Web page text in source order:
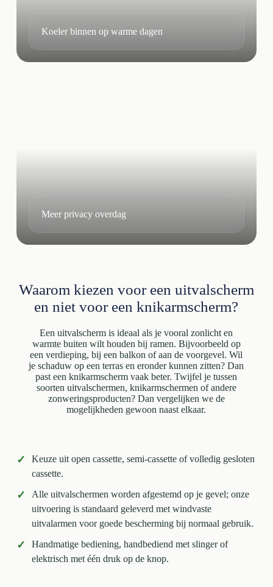
Koeler binnen op warme dagen
Meer privacy overdag
Waarom kiezen voor een uitvalscherm
en niet voor een knikarmscherm?
Een uitvalscherm is ideaal als je vooral zonlicht en
warmte buiten wilt houden bij ramen. Bijvoorbeeld op
een verdieping, bij een balkon of aan de voorgevel. Wil
je schaduw op een terras en eronder kunnen zitten? Dan
past een knikarmscherm vaak beter. Twijfel je tussen
soorten uitvalschermen, knikarmschermen of andere
zonweringsproducten? Dan vergelijken we de
mogelijkheden gewoon naast elkaar.
✓
Keuze uit open cassette, semi-cassette of volledig gesloten
cassette.
✓
Alle uitvalschermen worden afgestemd op je gevel; onze
uitvoering is standaard geleverd met windvaste
uitvalarmen voor goede bescherming bij normaal gebruik.
✓
Handmatige bediening, handbediend met slinger of
elektrisch met één druk op de knop.